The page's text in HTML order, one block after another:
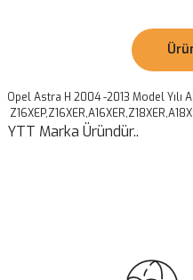
Opel Astra H 2004 -2013 Model
YTT Marka Üründür..
Ürün açıklamasında eksik